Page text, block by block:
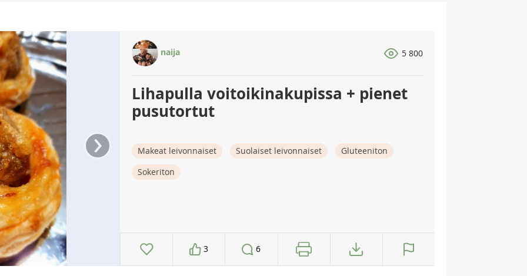
›
naija 5 800
Lihapulla voitoikinakupissa + pienet
pusutortut
Makeat leivonnaiset Suolaiset leivonnaiset
Gluteeniton
Sokeriton
3 6